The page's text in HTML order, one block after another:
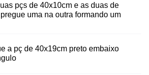
pçs de 40x10cm e as duas de
uma na outra formando um
a pç de 40x19cm preto embaixo